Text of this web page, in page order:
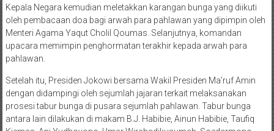
Kepala Negara kemudian meletakkan karangan bunga yang diikuti
oleh pembacaan doa bagi arwah para pahlawan yang dipimpin oleh
Menteri Agama Yaqut Cholil Qoumas. Selanjutnya, komandan
upacara memimpin penghormatan terakhir kepada arwah para
pahlawan.
Setelah itu, Presiden Jokowi bersama Wakil Presiden Ma’ruf Amin
dengan didampingi oleh sejumlah jajaran terkait melaksanakan
prosesi tabur bunga di pusara sejumlah pahlawan. Tabur bunga
antara lain dilakukan di makam B.J. Habibie, Ainun Habibie, Taufiq